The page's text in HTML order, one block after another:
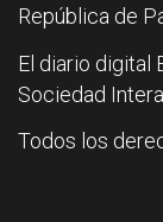
República de
El diario digital
Sociedad
Todos los